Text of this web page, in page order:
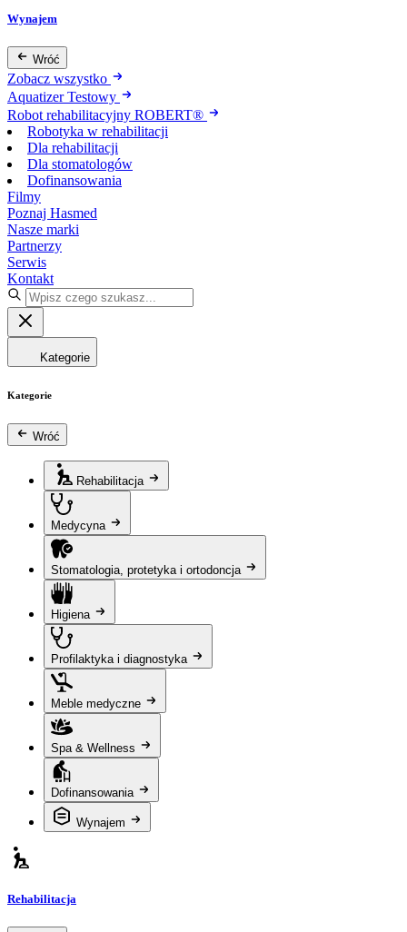
Wynajem
Wróć
Zobacz wszystko
Aquatizer Testowy
Robot rehabilitacyjny ROBERT®
Robotyka w rehabilitacji
Dla rehabilitacji
Dla stomatologów
Dofinansowania
Filmy
Poznaj Hasmed
Nasze marki
Partnerzy
Serwis
Kontakt
Kategorie
Kategorie
Wróć
Rehabilitacja
Medycyna
Stomatologia, protetyka i ortodoncja
Higiena
Profilaktyka i diagnostyka
Meble medyczne
Spa & Wellness
Dofinansowania
Wynajem
Rehabilitacja